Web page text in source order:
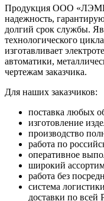
Продукция ООО
надежность,
долгий срок службы.
технологического
изготавливает
автоматики,
чертежам заказчика.
Для наших заказчиков:
поставка любых
изготовление
производство
работа по
оперативное
широкий
работа без
система
доставки по всей